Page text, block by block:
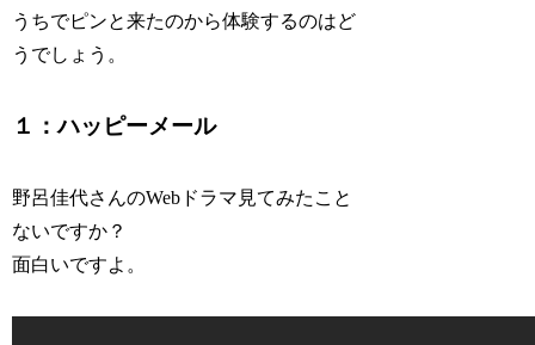
うちでピンと来たのから体験するのはど
うでしょう。
１：ハッピーメール
野呂佳代さんのWebドラマ見てみたこと
ないですか？
面白いですよ。